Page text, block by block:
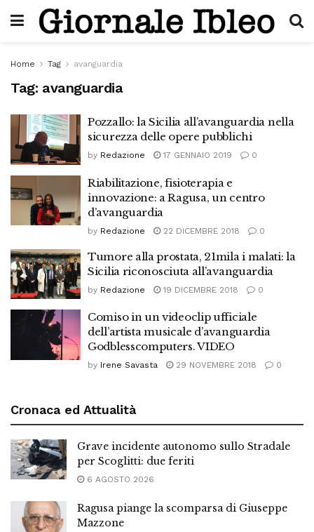
Home Tag avanguardia
Tag: avanguardia
Pozzallo: la Sicilia all’avanguardia nella
sicurezza delle opere pubblichi
by Redazione 17 GENNAIO 2019 0
Riabilitazione, fisioterapia e
innovazione: a Ragusa, un centro
d’avanguardia
by Redazione 22 DICEMBRE 2018 0
Tumore alla prostata, 21mila i malati: la
Sicilia riconosciuta all’avanguardia
by Redazione 19 DICEMBRE 2018 0
Comiso in un videoclip ufficiale
dell’artista musicale d’avanguardia
Godblesscomputers. VIDEO
by Irene Savasta 29 NOVEMBRE 2018 0
Cronaca ed Attualità
Grave incidente autonomo sullo Stradale
per Scoglitti: due feriti
6 AGOSTO 2026
Ragusa piange la scomparsa di Giuseppe
Mazzone